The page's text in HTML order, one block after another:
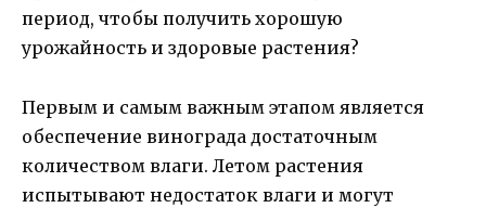
период, чтобы получить хорошую
урожайность и здоровые растения?
Первым и самым важным этапом является
обеспечение винограда достаточным
количеством влаги. Летом растения
испытывают недостаток влаги и могут